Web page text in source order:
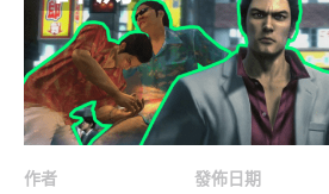
作者
發佈日期